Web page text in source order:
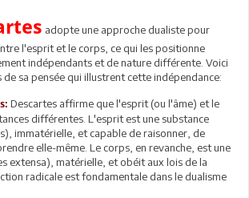
adopte une approche dualiste pour
l'esprit et le corps, ce qui les positionne
indépendants et de nature différente. Voici
sa pensée qui illustrent cette indépendance:
Descartes affirme que l'esprit (ou l'âme) et le
différentes. L'esprit est une substance
immatérielle, et capable de raisonner, de
elle-même. Le corps, en revanche, est une
extensa), matérielle, et obéit aux lois de la
radicale est fondamentale dans le dualisme